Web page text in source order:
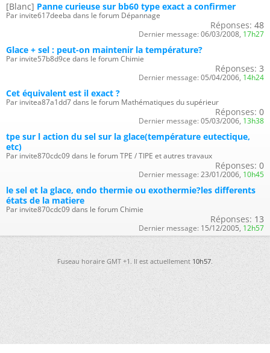
[Blanc] Panne curieuse sur bb60 type exact a confirmer
Par invite617deeba dans le forum Dépannage
Réponses: 48
Dernier message: 06/03/2008, 17h27
Glace + sel : peut-on maintenir la température?
Par invite57b8d9ce dans le forum Chimie
Réponses: 3
Dernier message: 05/04/2006, 14h24
Cet équivalent est il exact ?
Par invitea87a1dd7 dans le forum Mathématiques du supérieur
Réponses: 0
Dernier message: 05/03/2006, 13h38
tpe sur l action du sel sur la glace(température eutectique,
etc)
Par invite870cdc09 dans le forum TPE / TIPE et autres travaux
Réponses: 0
Dernier message: 23/01/2006, 10h45
le sel et la glace, endo thermie ou exothermie?les differents
états de la matiere
Par invite870cdc09 dans le forum Chimie
Réponses: 13
Dernier message: 15/12/2005, 12h57
Fuseau horaire GMT +1. Il est actuellement10h57.